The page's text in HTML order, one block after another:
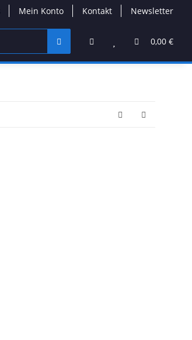
Mein Konto Kontakt Newsletter
0,00 €